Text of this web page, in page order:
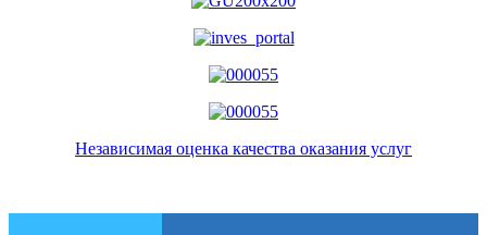
Независимая оценка качества оказания услуг